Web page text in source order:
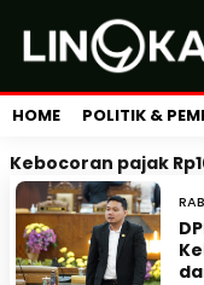
HOME POLITIK &
Kebocoran pajak